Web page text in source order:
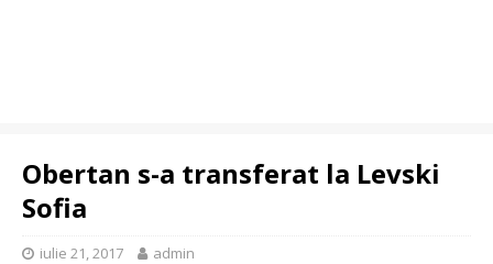
Obertan s-a transferat la Levski
Sofia
iulie 21, 2017 admin